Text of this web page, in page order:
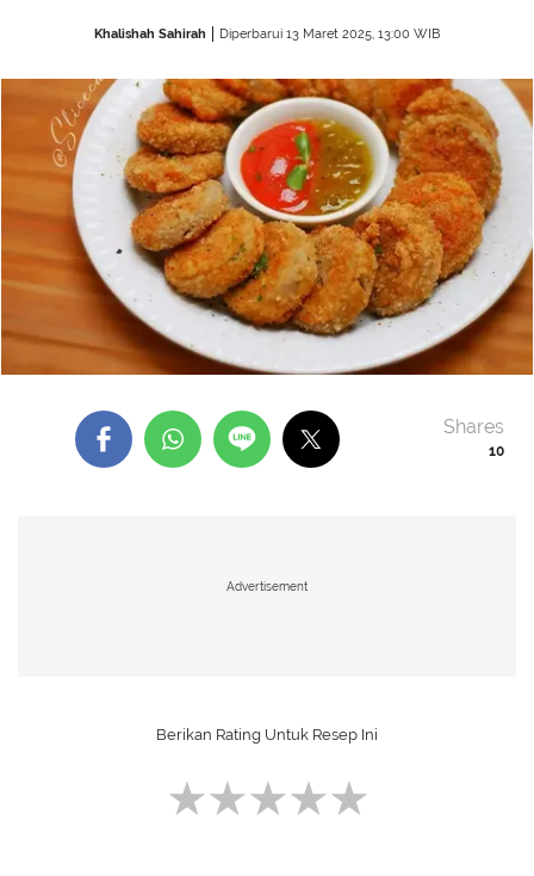
Khalishah Sahirah Diperbarui 13 Maret 2025, 13:00 WIB
10
Shares
Advertisement
terlebih dahulu untuk berikan Rating Resep ini